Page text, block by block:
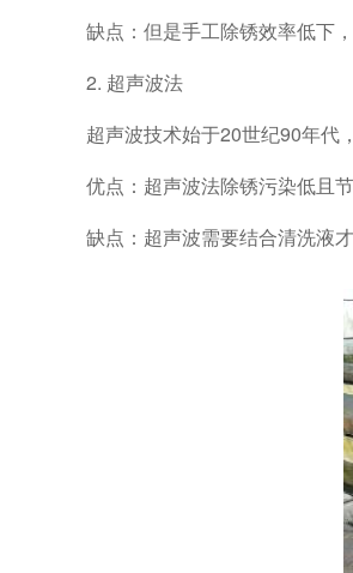
缺点：但是手工除锈效率低下
2. 超声波法
超声波技术始于20世纪90年代
优点：超声波法除锈污染低且
缺点：超声波需要结合清洗液